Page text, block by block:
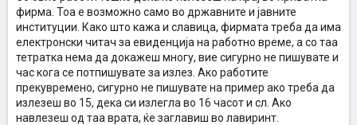
фирма. Тоа е возможно само во државните и јавните
институции. Како што кажа и славица, фирмата треба да има
електронски читач за евиденција на работно време, а со таа
тетратка нема да докажеш многу, вие сигурно не пишувате и
час кога се потпишувате за излез. Ако работите
прекувремено, сигурно не пишувате на пример ако треба да
излезеш во 15, дека си излегла во 16 часот и сл. Ако
навлезеш од таа врата, ќе заглавиш во лавиринт.